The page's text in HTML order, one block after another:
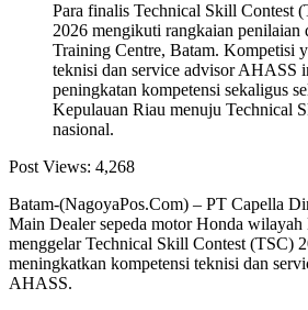
Para finalis Technical Skill Contest
2026 mengikuti rangkaian penilaian
Training Centre, Batam. Kompetisi
teknisi dan service advisor AHASS
peningkatan kompetensi sekaligus
Kepulauan Riau menuju Technical
nasional.
Post Views: 4,268
Batam-(NagoyaPos.Com) – PT Capella
Main Dealer sepeda motor Honda
menggelar Technical Skill Contest (TSC)
meningkatkan kompetensi teknisi dan
AHASS.